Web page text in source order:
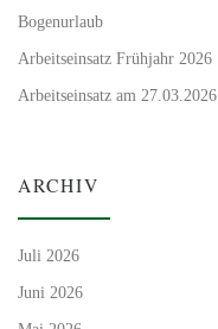
Bogenurlaub
Arbeitseinsatz Frühjahr 2026
Arbeitseinsatz am 27.03.2026
ARCHIV
Juli 2026
Juni 2026